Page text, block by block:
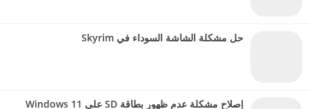
حل مشكلة الشاشة السوداء في Skyrim
إصلاح مشكلة عدم ظهور بطاقة SD على Windows 11